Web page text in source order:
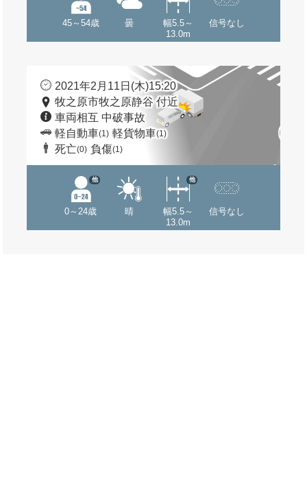
45～54歳 曇
幅5.5～
13.0m
信号なし
2021年2月11日(木)15:20
牧之原市牧之原静谷 付近
車両相互 中破事故
軽自動車(1) 軽貨物車(1)
死亡(0) 負傷(1)
0～24歳
他
晴
幅5.5～
13.0m
他
信号なし